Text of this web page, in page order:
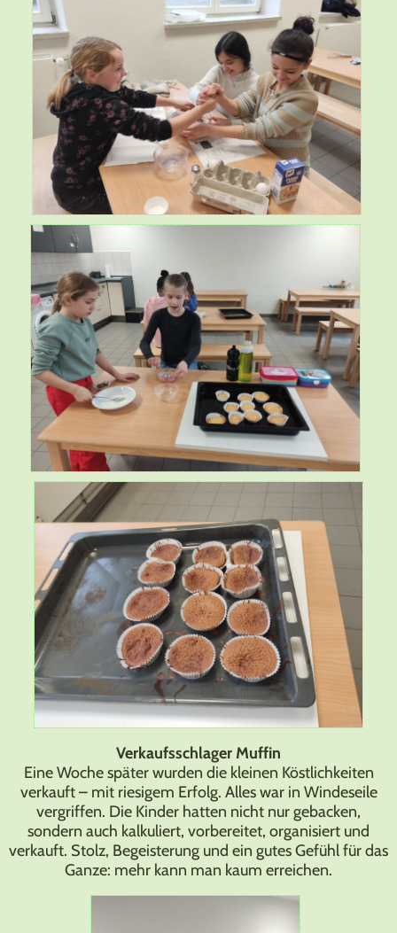
Verkaufsschlager Muffin
Eine Woche später wurden die kleinen Köstlichkeiten
verkauft – mit riesigem Erfolg. Alles war in Windeseile
vergriffen. Die Kinder hatten nicht nur gebacken,
sondern auch kalkuliert, vorbereitet, organisiert und
verkauft. Stolz, Begeisterung und ein gutes Gefühl für das
Ganze: mehr kann man kaum erreichen.